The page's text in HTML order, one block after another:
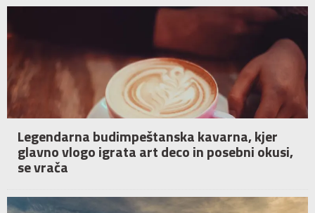
Legendarna budimpeštanska kavarna, kjer
glavno vlogo igrata art deco in posebni okusi,
se vrača